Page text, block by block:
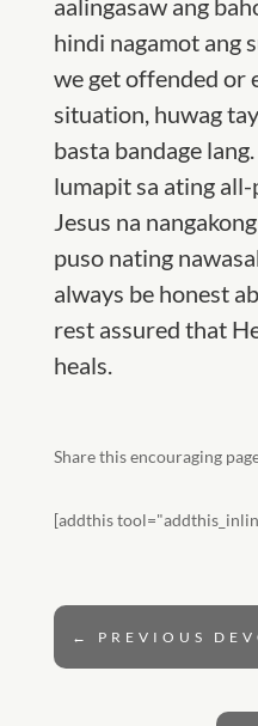
aalingasaw ang
hindi nagamot ang
we get offended or
situation, huwag
basta bandage
lumapit sa ating
Jesus na
puso nating
always be honest
rest assured that
heals.
Share this encouraging
[addthis
← PREVIOUS